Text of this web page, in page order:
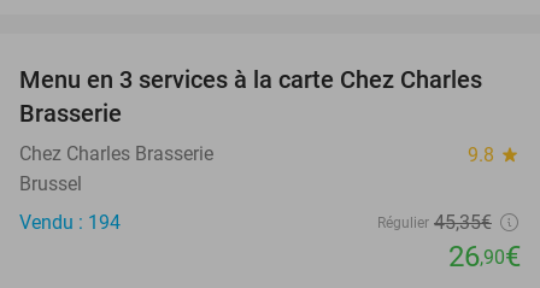
41%
Menu en 3 services à la carte Chez Charles
Brasserie
Chez Charles Brasserie 9.8 star
Brussel
Vendu : 194
Régulier 45,35€
26,90€